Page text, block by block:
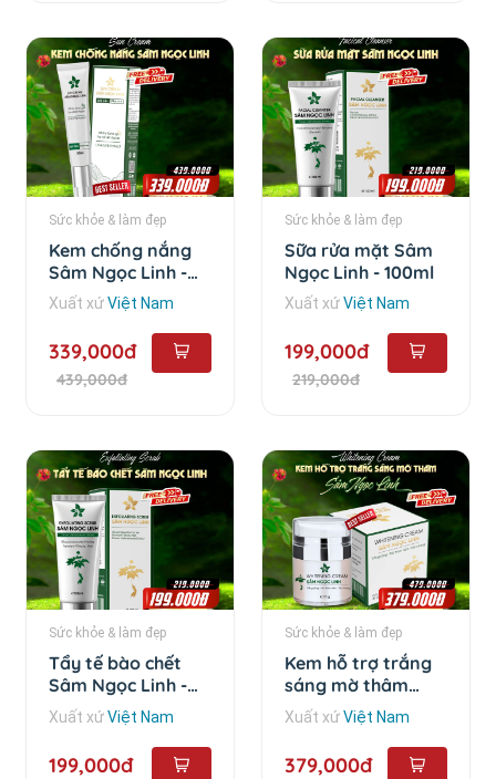
Sức khỏe & làm đẹp
Kem chống nắng
Sâm Ngọc Linh -
50ml
Xuất xứViệt Nam
339,000đ
439,000đ
Sức khỏe & làm đẹp
Sữa rửa mặt Sâm
Ngọc Linh - 100ml
Xuất xứViệt Nam
199,000đ
219,000đ
Sức khỏe & làm đẹp
Tẩy tế bào chết
Sâm Ngọc Linh -
100ml
Xuất xứViệt Nam
199,000đ
Sức khỏe & làm đẹp
Kem hỗ trợ trắng
sáng mờ thâm
Sâm Ngọc Linh -
35gram
Xuất xứViệt Nam
379,000đ